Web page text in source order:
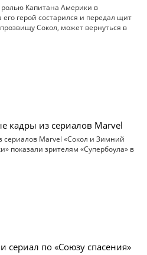
Капитана Америки в
герой состарился и передал щит
Сокол, может вернуться в
кадры из сериалов Marvel
сериалов Marvel «Сокол и Зимний
показали зрителям «Супербоула» в
сериал по «Союзу спасения»